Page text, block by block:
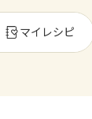
マイレシピ